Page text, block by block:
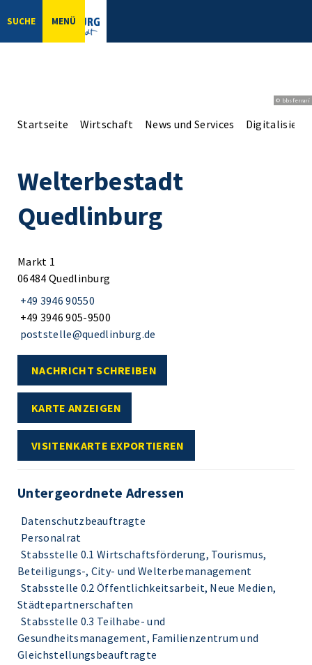
SUCHE MENÜ
© bbsferrari
Startseite Wirtschaft News und Services
Welterbestadt
Quedlinburg
Markt 1
06484 Quedlinburg
+49 3946 90550
+49 3946 905-9500
poststelle@quedlinburg.de
NACHRICHT SCHREIBEN
KARTE ANZEIGEN
VISITENKARTE EXPORTIEREN
Untergeordnete Adressen
Datenschutzbeauftragte
Personalrat
Stabsstelle 0.1 Wirtschaftsförderung, Tourismus,
Beteiligungs-, City- und Welterbemanagement
Stabsstelle 0.2 Öffentlichkeitsarbeit, Neue Medien,
Städtepartnerschaften
Stabsstelle 0.3 Teilhabe- und
Gesundheitsmanagement, Familienzentrum und
Gleichstellungsbeauftragte